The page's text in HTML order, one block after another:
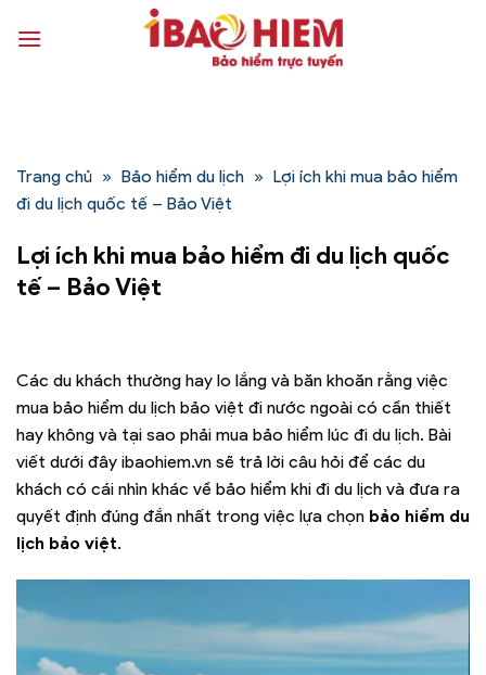
qua
Trang chủ » Bảo hiểm du lịch » Lợi ích khi mua bảo hiểm
đi du lịch quốc tế – Bảo Việt
Lợi ích khi mua bảo hiểm đi du lịch quốc
tế – Bảo Việt
Các du khách thường hay lo lắng và băn khoăn rằng việc
mua bảo hiểm du lịch bảo việt đi nước ngoài có cần thiết
hay không và tại sao phải mua bảo hiểm lúc đi du lịch. Bài
viết dưới đây ibaohiem.vn sẽ trả lời câu hỏi để các du
khách có cái nhìn khác về bảo hiểm khi đi du lịch và đưa ra
quyết định đúng đắn nhất trong việc lựa chọn bảo hiểm du
lịch bảo việt.